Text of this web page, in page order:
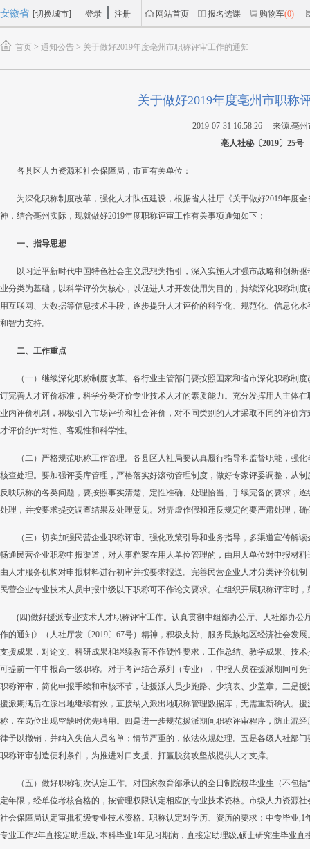
安徽省 [切换城市] 登录 注册 网站首页 报名选课 购物车(0)
首页 > 通知公告 > 关于做好2019年度亳州市职称评审工作的通知
关于做好2019年度亳州市职称
2019-07-31 16:58:26 来源:亳
亳人社秘〔2019〕25号
各县区人力资源和社会保障局，市直有关单位：
为深化职称制度改革，强化人才队伍建设，根据省人社厅《关于做好2019年度
神，结合亳州实际，现就做好2019年度职称评审工作有关事项通知如下：
一、指导思想
以习近平新时代中国特色社会主义思想为指引，深入实施人才强市战略和创新
业分类为基础，以科学评价为核心，以促进人才开发使用为目的，持续深化职称制
用互联网、大数据等信息技术手段，逐步提升人才评价的科学化、规范化、信息化
和智力支持。
二、工作重点
（一）继续深化职称制度改革。各行业主管部门要按照国家和省市深化职称制
订完善人才评价标准，科学分类评价专业技术人才的素质能力。充分发挥用人主体
业内评价机制，积极引入市场评价和社会评价，对不同类别的人才采取不同的评价
才评价的针对性、客观性和科学性。
（二）严格规范职称工作管理。各县区人社局要认真履行指导和监督职能，强
核查处理。要加强评委库管理，严格落实好滚动管理制度，做好专家评委调整，从
反映职称的各类问题，要按照事实清楚、定性准确、处理恰当、手续完备的要求，
处理，并按要求提交调查结果及处理意见。对弄虚作假和违反规定的要严肃处理，
（三）切实加强民营企业职称评审。强化政策引导和业务指导，多渠道宣传解
畅通民营企业职称申报渠道，对人事档案在用人单位管理的，由用人单位对申报材
由人才服务机构对申报材料进行初审并按要求报送。完善民营企业人才分类评价机
民营企业专业技术人员申报中级以下职称可不作论文要求。在组织开展职称评审时
(四)做好援派专业技术人才职称评审工作。认真贯彻中组部办公厅、人社部办
作的通知》（人社厅发〔2019〕67号）精神，积极支持、服务民族地区经济社会发
支援成果，对论文、科研成果和继续教育不作硬性要求，工作总结、教学成果、技
可提前一年申报高一级职称。对于考评结合系列（专业），申报人员在援派期间可
职称评审，简化申报手续和审核环节，让援派人员少跑路、少填表、少盖章。三是
援派期满后在派出地继续有效，直接纳入派出地职称管理数据库，无需重新确认。
称，在岗位出现空缺时优先聘用。四是进一步规范援派期间职称评审程序，防止混
律予以撤销，并纳入失信人员名单；情节严重的，依法依规处理。五是各级人社部
职称评审创造便利条件，为推进对口支援、打赢脱贫攻坚战提供人才支撑。
（五）做好职称初次认定工作。对国家教育部承认的全日制院校毕业生（不包
定年限，经单位考核合格的，按管理权限认定相应的专业技术资格。市级人力资源
社会保障局认定审批初级专业技术资格。职称认定对学历、资历的要求：中专毕业
专业工作2年直接定助理级; 本科毕业1年见习期满，直接定助理级;硕士研究生毕业